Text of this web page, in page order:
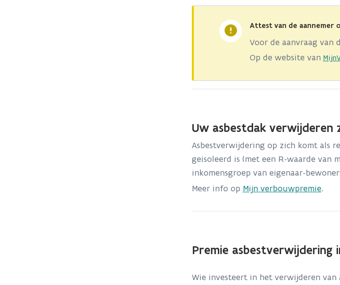
Attest van de aannemer
Voor de aanvraag van
Op de website van
Uw asbestdak verwijderen
Asbestverwijdering op zich komt als
geisoleerd is (met een R-waarde van
inkomensgroep van eigenaar-
Meer info op Mijn verbouwpremie.
Premie asbestverwijdering
Wie investeert in het verwijderen van